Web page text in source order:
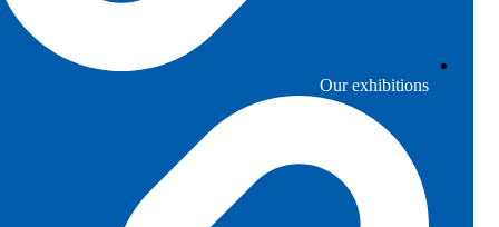
Our exhibitions